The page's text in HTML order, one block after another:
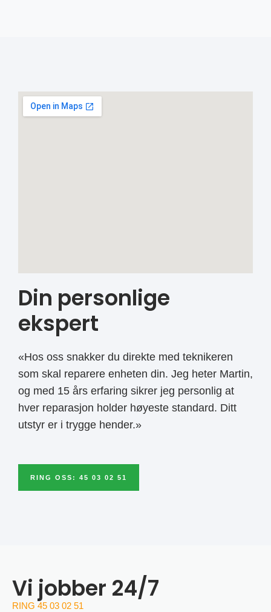
Din personlige
ekspert
«Hos oss snakker du direkte med teknikeren
som skal reparere enheten din. Jeg heter Martin,
og med 15 års erfaring sikrer jeg personlig at
hver reparasjon holder høyeste standard. Ditt
utstyr er i trygge hender.»
RING OSS: 45 03 02 51
Vi jobber 24/7
RING 45 03 02 51